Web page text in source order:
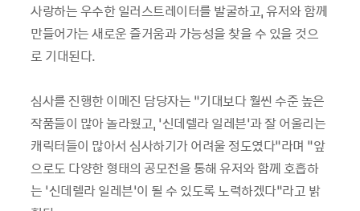
사랑하는 우수한 일러스트레이터를 발굴하고, 유저와 함께
만들어가는 새로운 즐거움과 가능성을 찾을 수 있을 것으
로 기대된다.
심사를 진행한 이메진 담당자는 “기대보다 훨씬 수준 높은
작품들이 많아 놀라웠고, ‘신데렐라 일레븐’과 잘 어울리는
캐릭터들이 많아서 심사하기가 어려울 정도였다”라며 “앞
으로도 다양한 형태의 공모전을 통해 유저와 함께 호흡하
는 ‘신데렐라 일레븐’이 될 수 있도록 노력하겠다”라고 밝